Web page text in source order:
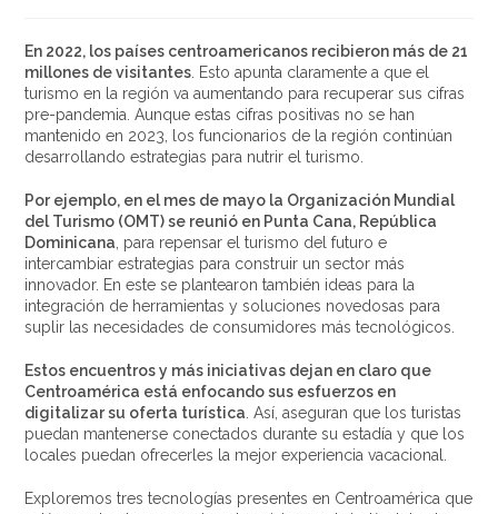
En 2022, los países centroamericanos recibieron más de 21
millones de visitantes . Esto apunta claramente a que el
turismo en la región va aumentando para recuperar sus cifras
pre-pandemia. Aunque estas cifras positivas no se han
mantenido en 2023, los funcionarios de la región continúan
desarrollando estrategias para nutrir el turismo.
Por ejemplo, en el mes de mayo la Organización Mundial
del Turismo (OMT) se reunió en Punta Cana, República
Dominicana , para repensar el turismo del futuro e
intercambiar estrategias para construir un sector más
innovador. En este se plantearon también ideas para la
integración de herramientas y soluciones novedosas para
suplir las necesidades de consumidores más tecnológicos.
Estos encuentros y más iniciativas dejan en claro que
Centroamérica está enfocando sus esfuerzos en
digitalizar su oferta turística . Así, aseguran que los turistas
puedan mantenerse conectados durante su estadía y que los
locales puedan ofrecerles la mejor experiencia vacacional.
Exploremos tres tecnologías presentes en Centroamérica que